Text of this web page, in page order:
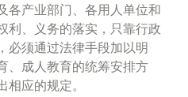
各产业部门、各用人单位和
利、义务的落实，只靠行政
必须通过法律手段加以明
、成人教育的统筹安排方
应的规定。